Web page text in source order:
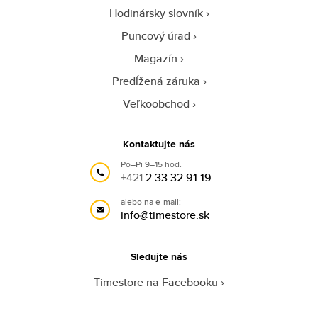
Hodinársky slovník
Puncový úrad
Magazín
Predĺžená záruka
Veľkoobchod
Kontaktujte nás
Po–Pi 9–15 hod.
+4212 33 32 91 19
alebo na e-mail:
info@timestore.sk
Sledujte nás
Timestore na Facebooku